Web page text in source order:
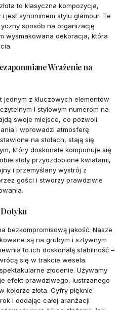
to klasyczna kompozycja,
jest synonimem stylu glamour. Te
sposób na organizację
wysmakowana dekoracja, która
Wrażenie na
jednym z kluczowych elementów
i stylowym numerom na
swoje miejsce, co pozwoli
i wprowadzi atmosferę
na stołach, stają się
który doskonale komponuje się
stoły przyozdobione kwiatami,
i przemyślany wystrój z
gości i stworzy prawdziwie
Dotyku
bezkompromisową jakość. Nasze
są na grubym i sztywnym
to ich doskonałą stabilność –
się w trakcie wesela.
złocenie. Używamy
efekt prawdziwego, lustrzanego
kolorze złota. Cyfry pięknie
i dodając całej aranżacji